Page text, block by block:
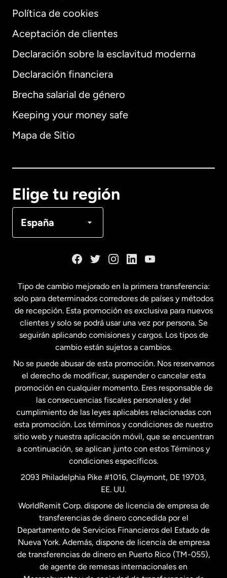
Política de cookies
Aceptación de clientes
Declaración sobre la esclavitud moderna
Declaración financiera
Brecha salarial de género
Keeping your money safe
Mapa de Sitio
Elige tu región
España
Internacional English
Alemania
Français
Estados Unidos English
Estados Unidos Español
Francia
Malasia
Nueva Zelanda
Países Bajos
Suecia
Tipo de cambio mejorado en la primera transferencia:
solo para determinados corredores de países y métodos
de recepción. Esta promoción es exclusiva para nuevos
clientes y solo se podrá usar una vez por persona. Se
seguirán aplicando comisiones y cargos. Los tipos de
cambio están sujetos a cambios.
No se puede abusar de esta promoción. Nos reservamos
el derecho de modificar, suspender o cancelar esta
promoción en cualquier momento. Eres responsable de
las consecuencias fiscales personales y del
cumplimiento de las leyes aplicables relacionadas con
esta promoción. Los términos y condiciones de nuestro
sitio web y nuestra aplicación móvil, que se encuentran
a continuación, se aplican junto con estos Términos y
condiciones específicos.
2093 Philadelphia Pike #1016, Claymont, DE 19703,
EE. UU.
WorldRemit Corp. dispone de licencia de empresa de
transferencias de dinero concedida por el
Departamento de Servicios Financieros del Estado de
Nueva York. Además, dispone de licencia de empresa
de transferencias de dinero en Puerto Rico (TM-055),
de agente de remesas internacionales en